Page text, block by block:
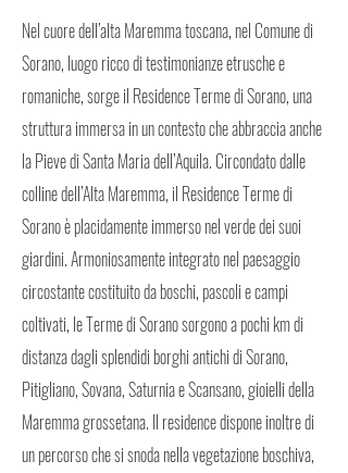
Nel cuore dell’alta Maremma toscana, nel Comune di
Sorano, luogo ricco di testimonianze etrusche e
romaniche, sorge il Residence Terme di Sorano, una
struttura immersa in un contesto che abbraccia anche
la Pieve di Santa Maria dell’Aquila. Circondato dalle
colline dell’Alta Maremma, il Residence Terme di
Sorano è placidamente immerso nel verde dei suoi
giardini. Armoniosamente integrato nel paesaggio
circostante costituito da boschi, pascoli e campi
coltivati, le Terme di Sorano sorgono a pochi km di
distanza dagli splendidi borghi antichi di Sorano,
Pitigliano, Sovana, Saturnia e Scansano, gioielli della
Maremma grossetana. Il residence dispone inoltre di
un percorso che si snoda nella vegetazione boschiva,